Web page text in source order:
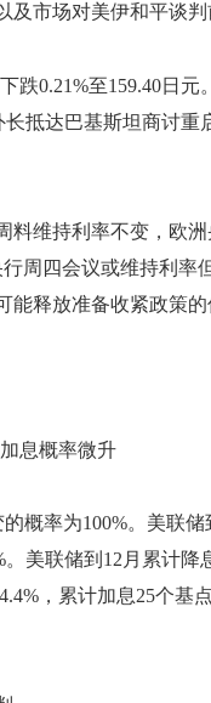
及市场对美伊和平谈
跌0.21%至159.40日元
抵达巴基斯坦商讨重
维持利率不变，欧洲
周四会议或维持利率
释放准备收紧政策的
息概率微升
率为100%。美联储
美联储到12月累计降
，累计加息25个基